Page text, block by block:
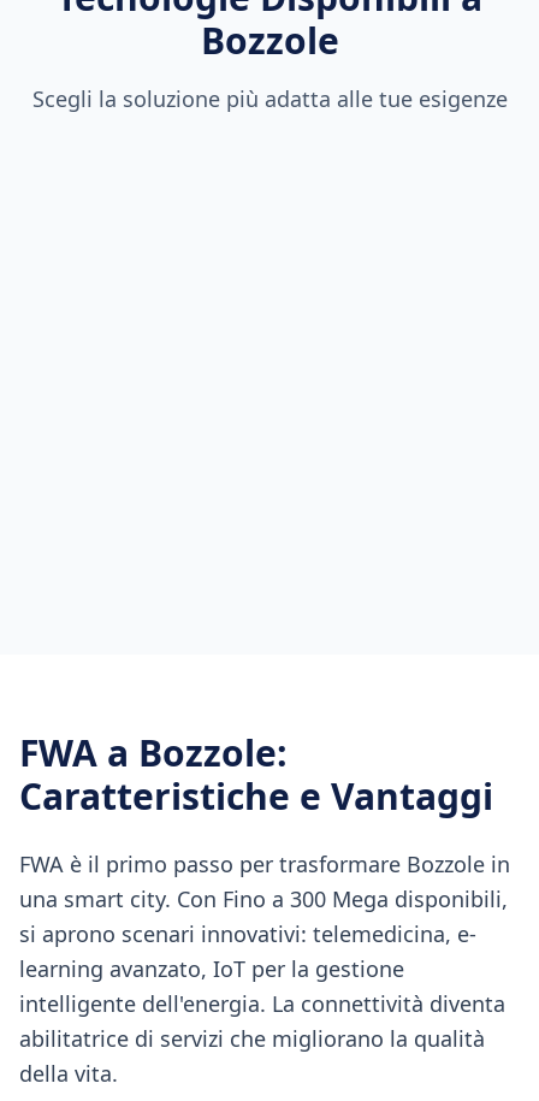
Bozzole
Scegli la soluzione più adatta alle tue esigenze
FWA a Bozzole:
Caratteristiche e Vantaggi
FWA è il primo passo per trasformare Bozzole in
una smart city. Con Fino a 300 Mega disponibili,
si aprono scenari innovativi: telemedicina, e-
learning avanzato, IoT per la gestione
intelligente dell'energia. La connettività diventa
abilitatrice di servizi che migliorano la qualità
della vita.